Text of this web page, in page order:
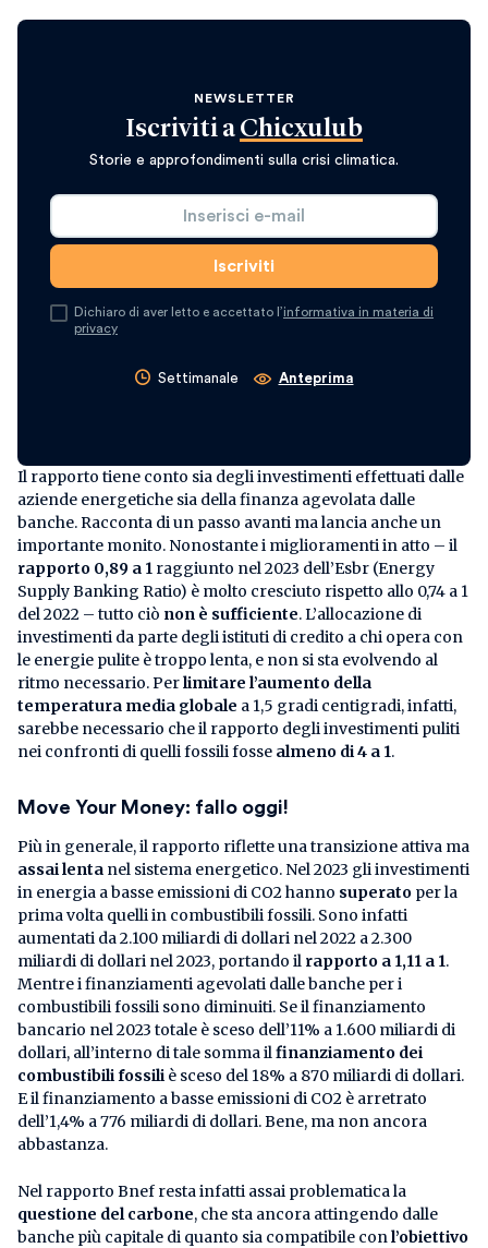
NEWSLETTER
Iscriviti a Chicxulub
Storie e approfondimenti sulla crisi climatica.
Dichiaro di aver letto e accettato l’informativa in materia di
privacy
Settimanale Anteprima
Il rapporto tiene conto sia degli investimenti effettuati dalle
aziende energetiche sia della finanza agevolata dalle
banche. Racconta di un passo avanti ma lancia anche un
importante monito. Nonostante i miglioramenti in atto – il
rapporto 0,89 a 1 raggiunto nel 2023 dell’Esbr (Energy
Supply Banking Ratio) è molto cresciuto rispetto allo 0,74 a 1
del 2022 – tutto ciò non è sufficiente. L’allocazione di
investimenti da parte degli istituti di credito a chi opera con
le energie pulite è troppo lenta, e non si sta evolvendo al
ritmo necessario. Perlimitare l’aumento della
temperatura media globale a 1,5 gradi centigradi, infatti,
sarebbe necessario che il rapporto degli investimenti puliti
nei confronti di quelli fossili fosse almeno di 4 a 1.
Move Your Money: fallo oggi!
Più in generale, il rapporto riflette una transizione attiva ma
assai lenta nel sistema energetico. Nel 2023 gli investimenti
in energia a basse emissioni di CO2 hanno superato per la
prima volta quelli in combustibili fossili. Sono infatti
aumentati da 2.100 miliardi di dollari nel 2022 a 2.300
miliardi di dollari nel 2023, portando il rapporto a 1,11 a 1.
Mentre i finanziamenti agevolati dalle banche per i
combustibili fossili sono diminuiti. Se il finanziamento
bancario nel 2023 totale è sceso dell’11% a 1.600 miliardi di
dollari, all’interno di tale somma ilfinanziamento dei
combustibili fossili è sceso del 18% a 870 miliardi di dollari.
E il finanziamento a basse emissioni di CO2 è arretrato
dell’1,4% a 776 miliardi di dollari. Bene, ma non ancora
abbastanza.
Nel rapporto Bnef resta infatti assai problematica la
questione del carbone, che sta ancora attingendo dalle
banche più capitale di quanto sia compatibile conl’obiettivo